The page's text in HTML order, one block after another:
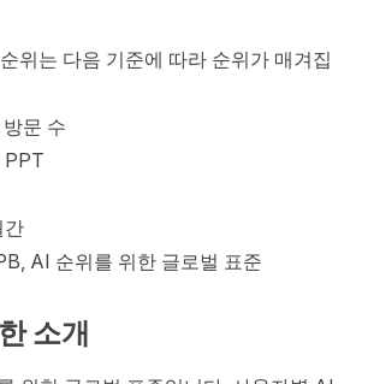
위는 다음 기준에 따라 순위가 매겨집
문 수
PPT
간
AI 순위를 위한 글로벌 표준
소개